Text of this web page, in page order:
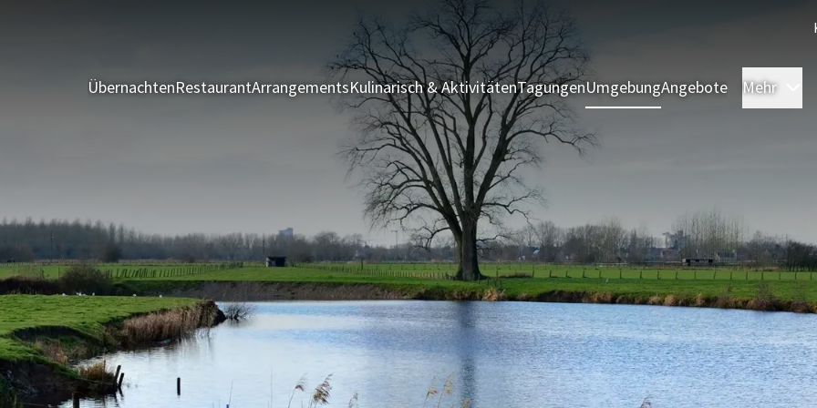
ÜbernachtenRestaurantArrangementsKulinarisch & AktivitätenTagungenUmgebungAngebote Mehr